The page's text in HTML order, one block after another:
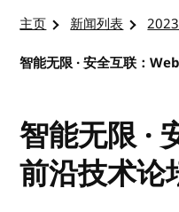
主页 新闻列表
2023
智能无限 · 安全互联：
智能无限 ·
前沿技术论